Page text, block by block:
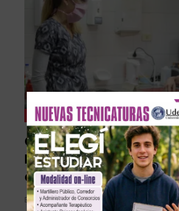
Coronavirus
COVID: El Laboratorio
Molecular de Olavarría
analizar muestras de
En Linea Noticias Sep 16, 2020